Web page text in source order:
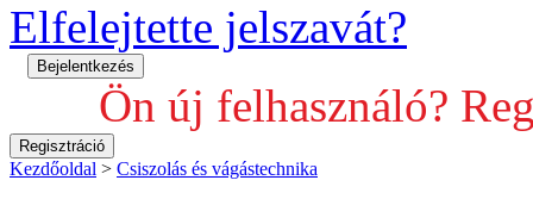
Elfelejtette jelszavát?
Ön új felhasználó?
Kezdőoldal > Csiszolás és vágástechnika